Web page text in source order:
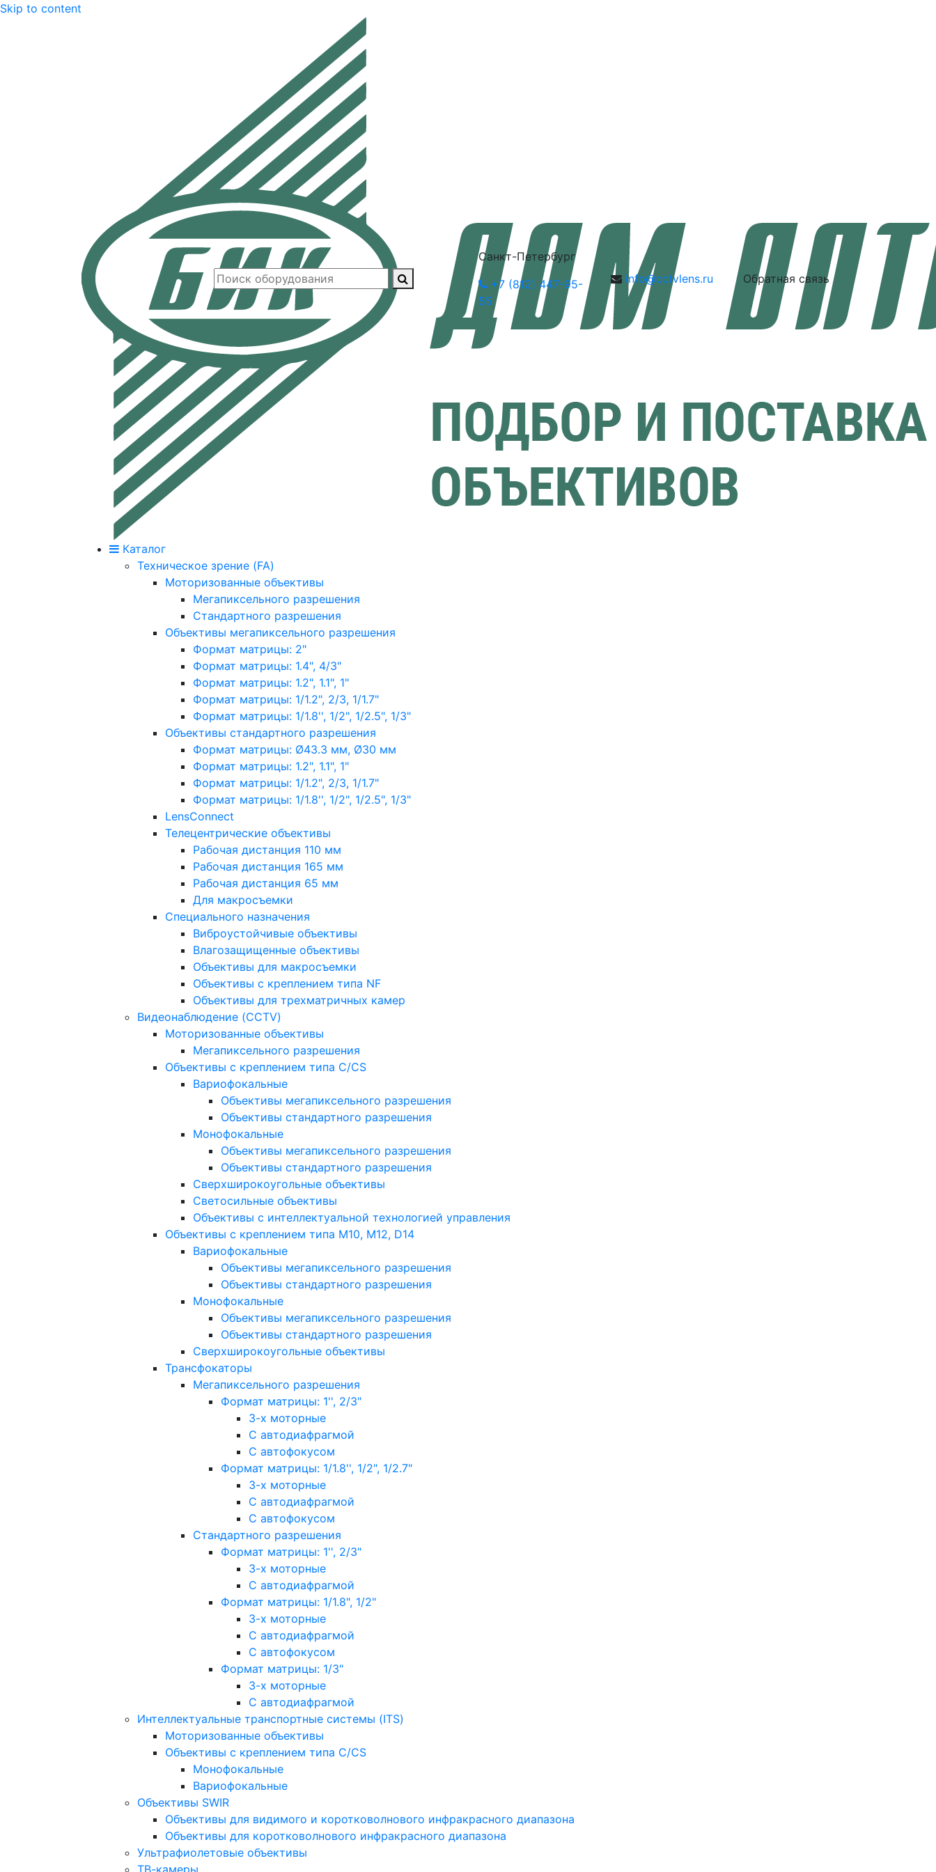
Skip to content
Санкт-Петербург
+7 (812) 447-95-
55
info@cctvlens.ru Обратная связь
Каталог
Техническое зрение (FA)
Моторизованные объективы
Мегапиксельного разрешения
Стандартного разрешения
Объективы мегапиксельного разрешения
Формат матрицы: 2"
Формат матрицы: 1.4", 4/3"
Формат матрицы: 1.2", 1.1", 1"
Формат матрицы: 1/1.2", 2/3, 1/1.7"
Формат матрицы: 1/1.8'', 1/2", 1/2.5", 1/3"
Объективы стандартного разрешения
Формат матрицы: Ø43.3 мм, Ø30 мм
Формат матрицы: 1.2", 1.1", 1"
Формат матрицы: 1/1.2", 2/3, 1/1.7"
Формат матрицы: 1/1.8'', 1/2", 1/2.5", 1/3"
LensConnect
Телецентрические объективы
Рабочая дистанция 110 мм
Рабочая дистанция 165 мм
Рабочая дистанция 65 мм
Для макросъемки
Специального назначения
Виброустойчивые объективы
Влагозащищенные объективы
Объективы для макросъемки
Объективы с креплением типа NF
Объективы для трехматричных камер
Видеонаблюдение (CCTV)
Моторизованные объективы
Мегапиксельного разрешения
Объективы с креплением типа C/CS
Вариофокальные
Объективы мегапиксельного разрешения
Объективы стандартного разрешения
Монофокальные
Объективы мегапиксельного разрешения
Объективы стандартного разрешения
Сверхширокоугольные объективы
Светосильные объективы
Объективы с интеллектуальной технологией управления
Объективы с креплением типа M10, M12, D14
Вариофокальные
Объективы мегапиксельного разрешения
Объективы стандартного разрешения
Монофокальные
Объективы мегапиксельного разрешения
Объективы стандартного разрешения
Сверхширокоугольные объективы
Трансфокаторы
Мегапиксельного разрешения
Формат матрицы: 1'', 2/3"
3-х моторные
С автодиафрагмой
С автофокусом
Формат матрицы: 1/1.8'', 1/2", 1/2.7"
3-х моторные
С автодиафрагмой
С автофокусом
Стандартного разрешения
Формат матрицы: 1'', 2/3"
3-х моторные
С автодиафрагмой
Формат матрицы: 1/1.8", 1/2"
3-х моторные
С автодиафрагмой
С автофокусом
Формат матрицы: 1/3"
3-х моторные
С автодиафрагмой
Интеллектуальные транспортные системы (ITS)
Моторизованные объективы
Объективы с креплением типа C/CS
Монофокальные
Вариофокальные
Объективы SWIR
Объективы для видимого и коротковолнового инфракрасного диапазона
Объективы для коротковолнового инфракрасного диапазона
Ультрафиолетовые объективы
ТВ-камеры